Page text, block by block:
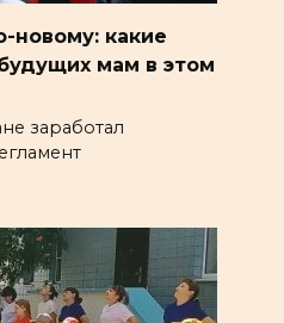
новому: какие
мам в этом
заработал